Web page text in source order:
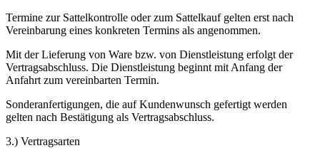
Termine zur Sattelkontrolle oder zum Sattelkauf gelten erst nach
Vereinbarung eines konkreten Termins als angenommen.
Mit der Lieferung von Ware bzw. von Dienstleistung erfolgt der
Vertragsabschluss. Die Dienstleistung beginnt mit Anfang der
Anfahrt zum vereinbarten Termin.
Sonderanfertigungen, die auf Kundenwunsch gefertigt werden
gelten nach Bestätigung als Vertragsabschluss.
3.) Vertragsarten